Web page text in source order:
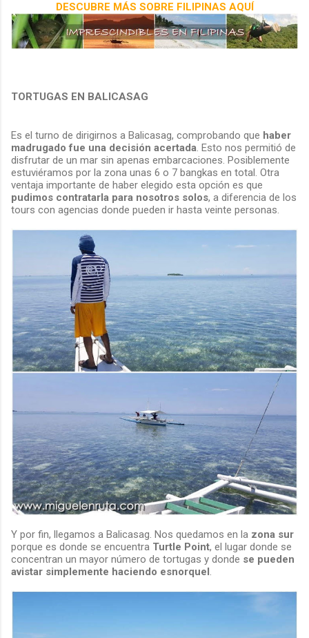
DESCUBRE MÁS SOBRE FILIPINAS AQUÍ
TORTUGAS EN BALICASAG
Es el turno de dirigirnos a Balicasag, comprobando que haber
madrugado fue una decisión acertada. Esto nos permitió de
disfrutar de un mar sin apenas embarcaciones. Posiblemente
estuviéramos por la zona unas 6 o 7 bangkas en total. Otra
ventaja importante de haber elegido esta opción es que
pudimos contratarla para nosotros solos, a diferencia de los
tours con agencias donde pueden ir hasta veinte personas.
Y por fin, llegamos a Balicasag. Nos quedamos en la zona sur
porque es donde se encuentra Turtle Point, el lugar donde se
concentran un mayor número de tortugas y donde se pueden
avistar simplemente haciendo esnorquel.